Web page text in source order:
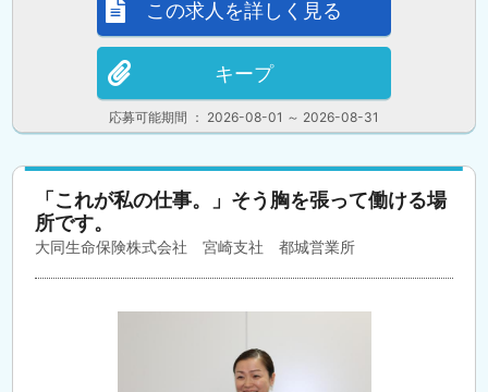
応募可能期間 ： 2026-08-01 ～ 2026-08-31
この求人を詳しく見る
キープ
「これが私の仕事。」そう胸を張って働ける場
所です。
大同生命保険株式会社 宮崎支社 都城営業所